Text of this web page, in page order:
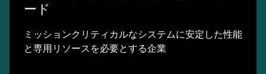
ード
ミッションクリティカルなシステムに安定した性能
と専用リソースを必要とする企業